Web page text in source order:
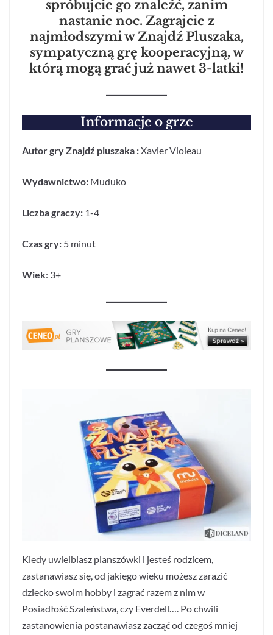
spróbujcie go znaleźć, zanim
nastanie noc. Zagrajcie z
najmłodszymi w Znajdź Pluszaka,
sympatyczną grę kooperacyjną, w
którą mogą grać już nawet 3-latki!
Informacje o grze
Autor gry Znajdź pluszaka :Xavier Violeau
Wydawnictwo: Muduko
Liczba graczy: 1-4
Czas gry: 5 minut
Wiek: 3+
Kiedy uwielbiasz planszówki i jesteś rodzicem,
zastanawiasz się, od jakiego wieku możesz zarazić
dziecko swoim hobby i zagrać razem z nim w
Posiadłość Szaleństwa, czy Everdell…. Po chwili
zastanowienia postanawiasz zacząć od czegoś mniej